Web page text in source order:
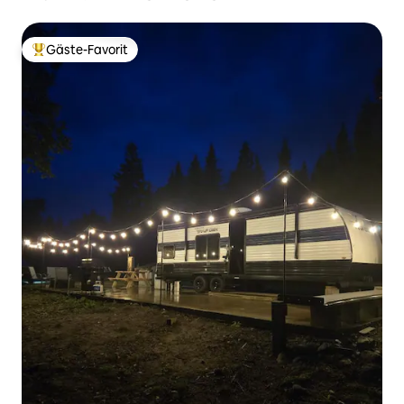
Beliebter Gäste-Favorit.
Gäste-Favorit